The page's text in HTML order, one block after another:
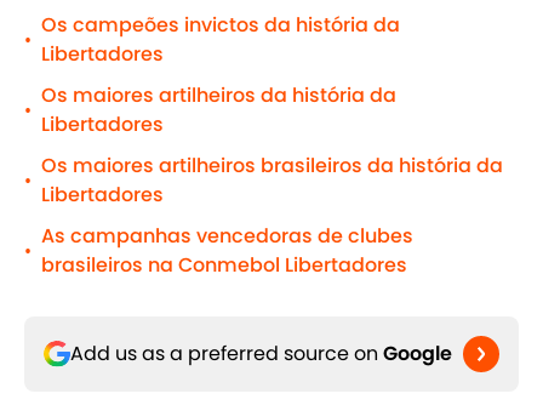
•
Os campeões invictos da história da
Libertadores
•
Os maiores artilheiros da história da
Libertadores
•
Os maiores artilheiros brasileiros da história da
Libertadores
•
As campanhas vencedoras de clubes
brasileiros na Conmebol Libertadores
Add us as a preferred source on Google